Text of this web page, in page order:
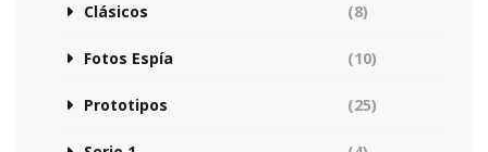
Clásicos (8)
Fotos Espía (10)
Prototipos (25)